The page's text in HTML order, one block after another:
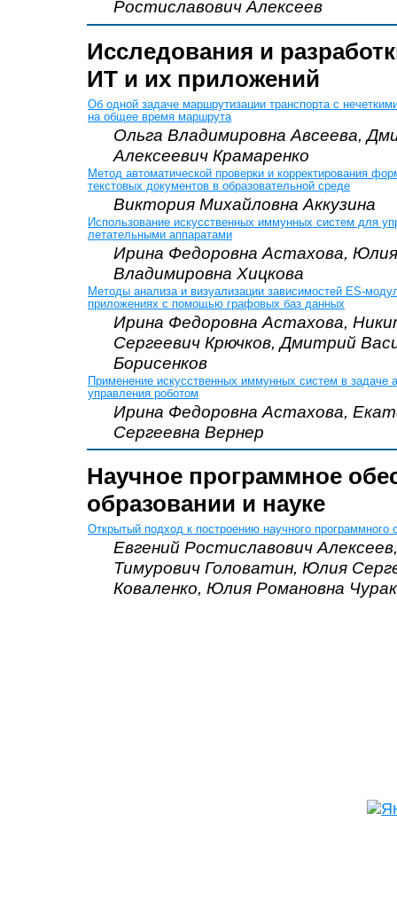
Ростиславович Алексеев
Исследования и
ИТ и их приложений
Об одной задаче маршрутизации транспорта с
на общее время маршрута
Ольга Владимировна Авсеева,
Алексеевич Крамаренко
Метод автоматической проверки и корректирования
текстовых документов в образовательной среде
Виктория Михайловна Аккузина
Использование искусственных иммунных систем для
летательными аппаратами
Ирина Федоровна Астахова, Юлия
Владимировна Хицкова
Методы анализа и визуализации зависимостей ES-
приложениях с помощью графовых баз данных
Ирина Федоровна Астахова,
Сергеевич Крючков, Дмитрий
Борисенков
Применение искусственных иммунных систем в задаче
управления роботом
Ирина Федоровна Астахова,
Сергеевна Вернер
Научное программное
образовании и науке
Открытый подход к построению научного программного
Евгений Ростиславович
Тимурович Головатин, Юлия
Коваленко, Юлия Романовна